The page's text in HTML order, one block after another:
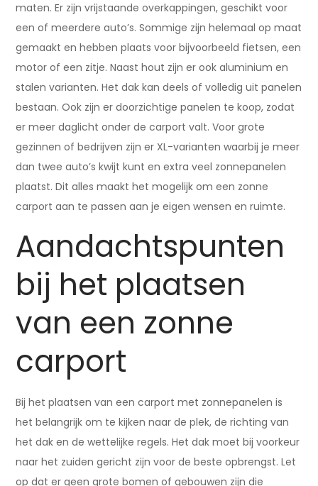
maten. Er zijn vrijstaande overkappingen, geschikt voor
een of meerdere auto’s. Sommige zijn helemaal op maat
gemaakt en hebben plaats voor bijvoorbeeld fietsen, een
motor of een zitje. Naast hout zijn er ook aluminium en
stalen varianten. Het dak kan deels of volledig uit panelen
bestaan. Ook zijn er doorzichtige panelen te koop, zodat
er meer daglicht onder de carport valt. Voor grote
gezinnen of bedrijven zijn er XL-varianten waarbij je meer
dan twee auto’s kwijt kunt en extra veel zonnepanelen
plaatst. Dit alles maakt het mogelijk om een zonne
carport aan te passen aan je eigen wensen en ruimte.
Aandachtspunten
bij het plaatsen
van een zonne
carport
Bij het plaatsen van een carport met zonnepanelen is
het belangrijk om te kijken naar de plek, de richting van
het dak en de wettelijke regels. Het dak moet bij voorkeur
naar het zuiden gericht zijn voor de beste opbrengst. Let
op dat er geen grote bomen of gebouwen zijn die